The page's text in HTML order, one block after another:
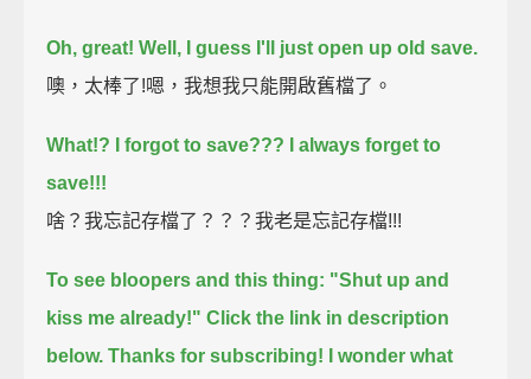
Oh, great! Well, I guess I'll just open up old save.
噢，太棒了!嗯，我想我只能開啟舊檔了。
What!? I forgot to save??? I always forget to
save!!!
啥？我忘記存檔了？？？我老是忘記存檔!!!
To see bloopers and this thing: "Shut up and
kiss me already!" Click the link in description
below. Thanks for subscribing!
I wonder what